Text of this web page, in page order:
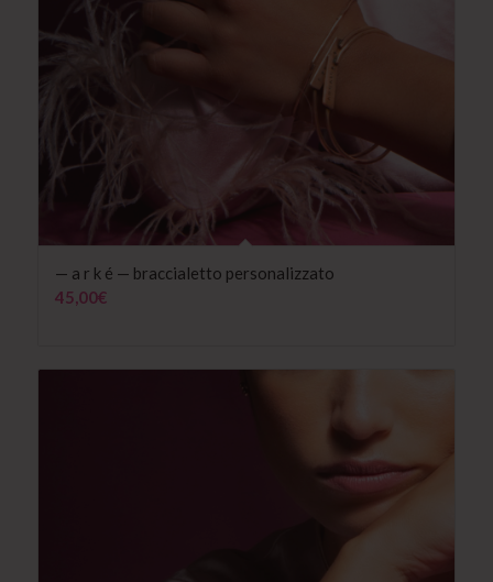
— a r k é — braccialetto personalizzato
45,00€